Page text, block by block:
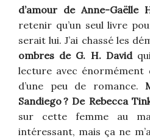
d’amour de Anne-Gaëlle
retenir qu’un seul livre
serait lui. J’ai chassé les
ombres de G. H. David
lecture avec énormément
d’une peu de romance.
Sandiego ? De Rebecca
sur cette femme au
intéressant, mais ça ne